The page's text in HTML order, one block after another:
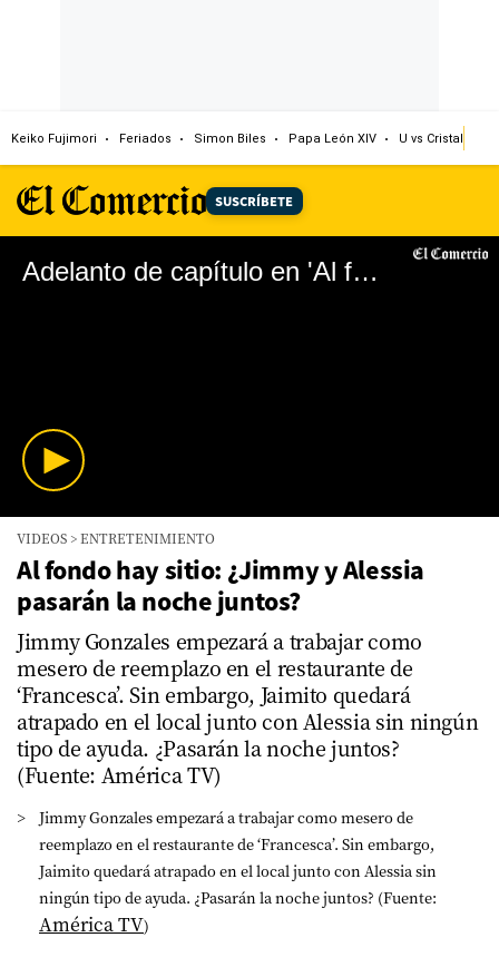
Keiko Fujimori Feriados Simon Biles Papa León XIV U vs Cristal
SUSCRÍBETE
Adelanto de capítulo en 'Al fondo hay sitio'
seconds
seconds
VIDEOS >ENTRETENIMIENTO
Al fondo hay sitio: ¿Jimmy y Alessia
pasarán la noche juntos?
Jimmy Gonzales empezará a trabajar como
mesero de reemplazo en el restaurante de
‘Francesca’. Sin embargo, Jaimito quedará
atrapado en el local junto con Alessia sin ningún
tipo de ayuda. ¿Pasarán la noche juntos?
(Fuente: América TV)
Jimmy Gonzales empezará a trabajar como mesero de
reemplazo en el restaurante de ‘Francesca’. Sin embargo,
Jaimito quedará atrapado en el local junto con Alessia sin
ningún tipo de ayuda. ¿Pasarán la noche juntos? (Fuente:
América TV)